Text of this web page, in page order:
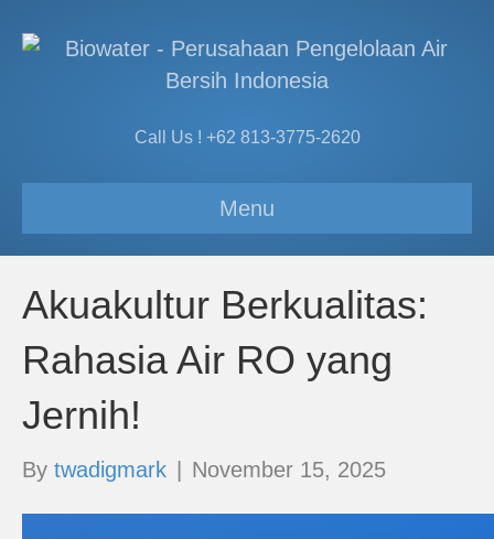
Call Us ! +62 813-3775-2620
Menu
Akuakultur Berkualitas:
Rahasia Air RO yang
Jernih!
By twadigmark November 15, 2025